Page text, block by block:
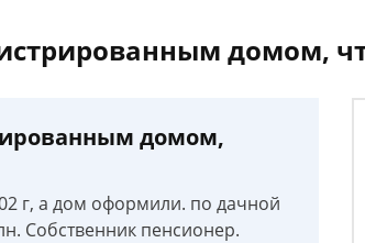
домом,
домом,
г, а дом оформили. по дачной
Собственник пенсионер.